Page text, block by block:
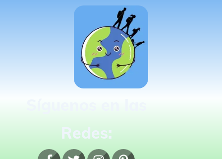
Redes: